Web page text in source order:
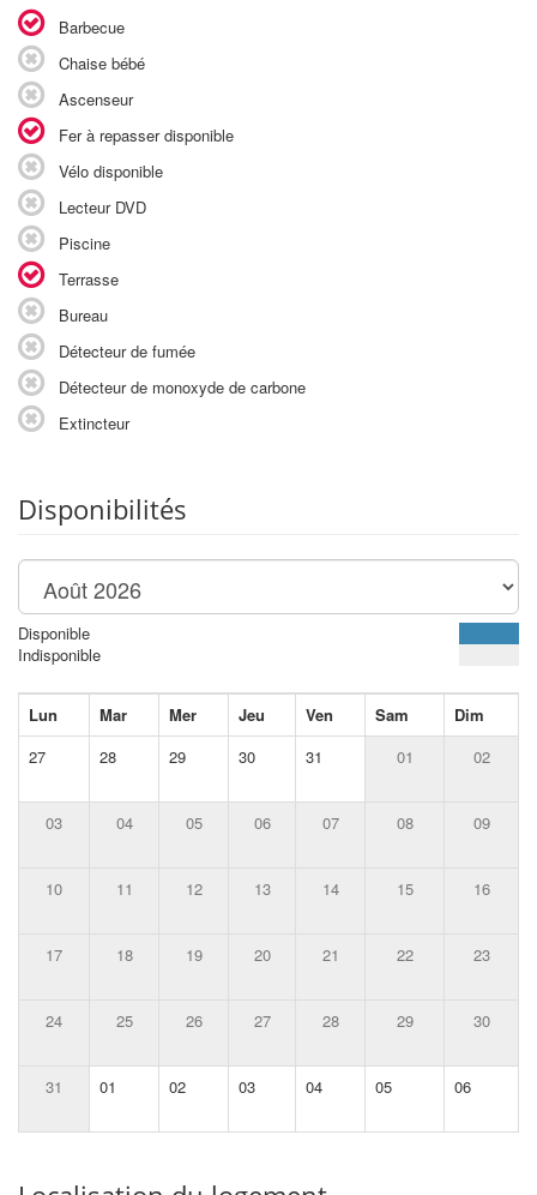
Barbecue
Chaise bébé
Ascenseur
Fer à repasser disponible
Vélo disponible
Lecteur DVD
Piscine
Terrasse
Bureau
Détecteur de fumée
Détecteur de monoxyde de carbone
Extincteur
Disponibilités
Disponible
Indisponible
Lun Mar Mer Jeu Ven Sam
Dim
27
28 29 30 31 01 02
03 04 05 06 07 08 09
10 11 12 13 14 15 16
17 18 19 20 21 22 23
24 25 26 27 28 29 30
31 01 02 03 04 05 06